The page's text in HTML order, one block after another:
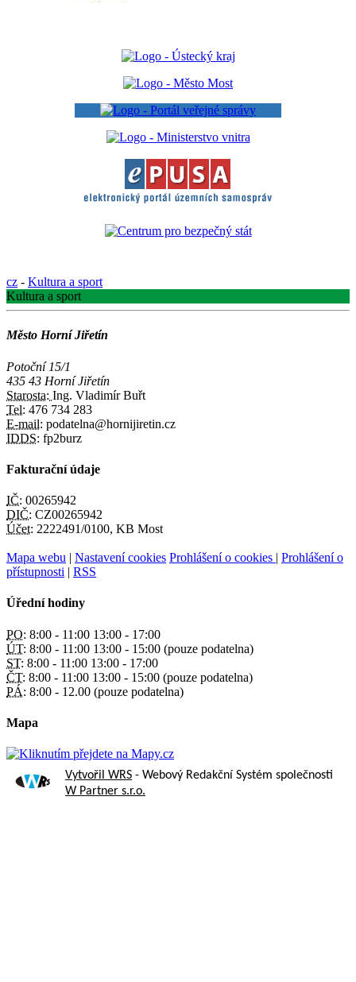
cz - Kultura a sport
Kultura a sport
Město Horní Jiřetín
Potoční 15/1
435 43 Horní Jiřetín
Starosta: Ing. Vladimír Buřt
Tel: 476 734 283
E-mail: podatelna@hornijiretin.cz
IDDS: fp2burz
Fakturační údaje
IČ: 00265942
DIČ: CZ00265942
Účet: 2222491/0100, KB Most
Mapa webu | Nastavení cookies Prohlášení o cookies | Prohlášení o
přístupnosti | RSS
Úřední hodiny
PO: 8:00 - 11:00 13:00 - 17:00
ÚT: 8:00 - 11:00 13:00 - 15:00 (pouze podatelna)
ST: 8:00 - 11:00 13:00 - 17:00
ČT: 8:00 - 11:00 13:00 - 15:00 (pouze podatelna)
PÁ: 8:00 - 12.00 (pouze podatelna)
Mapa
Vytvořil WRS - Webový Redakční Systém společnosti
W Partner s.r.o.